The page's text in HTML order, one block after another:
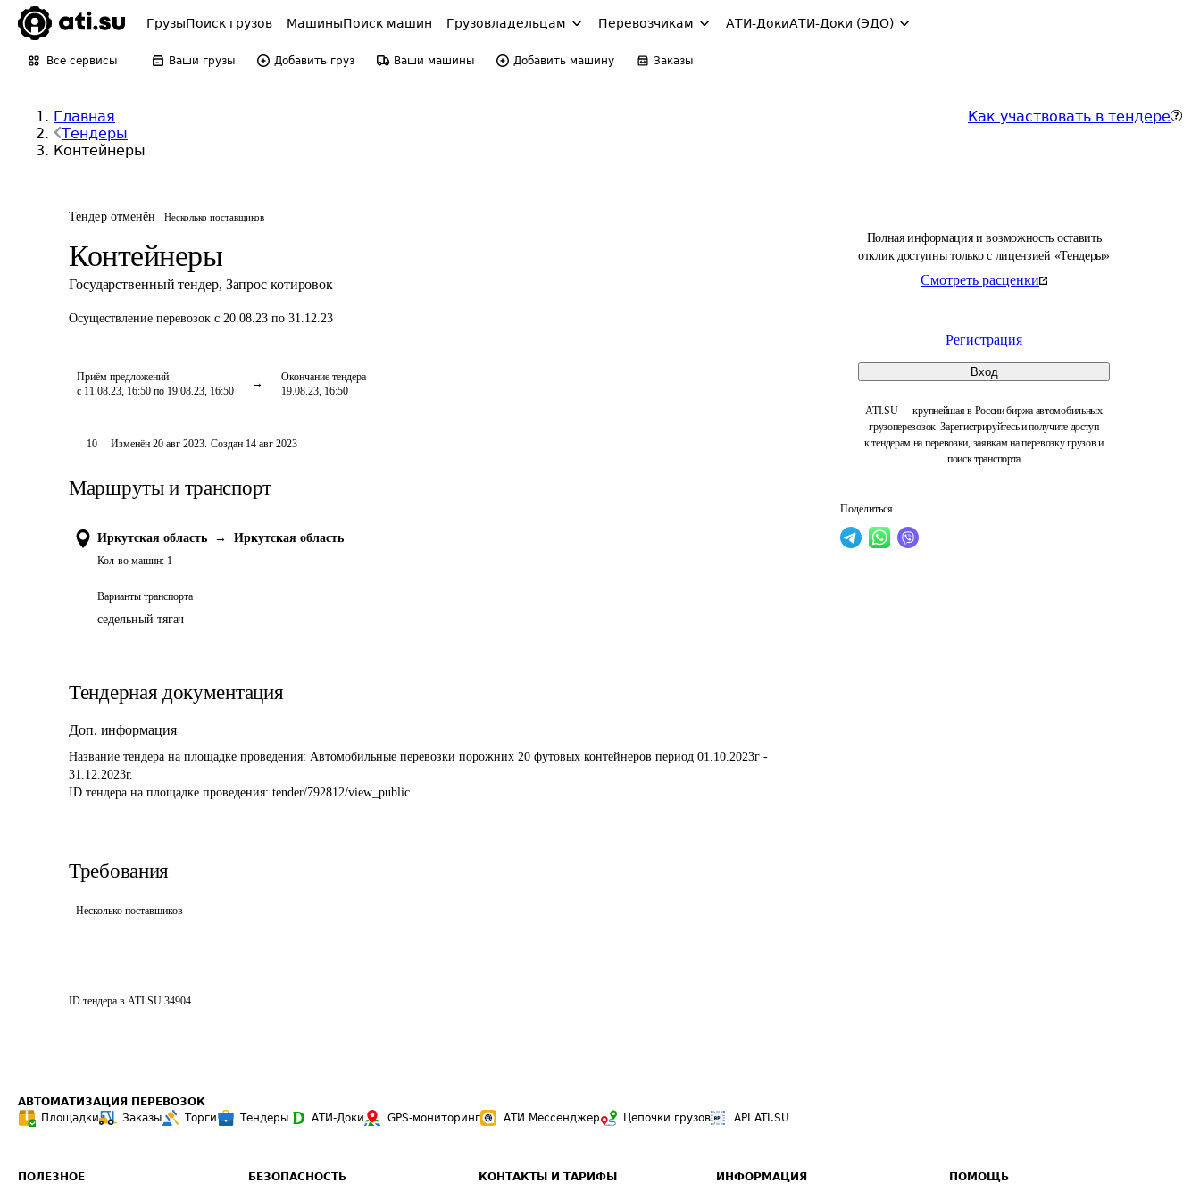
ГрузыПоиск грузов МашиныПоиск машин Грузовладельцам Перевозчикам АТИ-ДокиАТИ-Доки (ЭДО)
Все сервисы Ваши грузы Добавить груз Ваши машины Добавить машину Заказы
Главная
Тендеры
Контейнеры
Как участвовать в тендере
Тендер отменён Несколько поставщиков
Контейнеры
Государственный тендер, Запрос котировок
Осуществление перевозок с 20.08.23 по 31.12.23
Приём предложений
с 11.08.23, 16:50 по 19.08.23, 16:50
Окончание тендера
19.08.23, 16:50
Полная информация и возможность оставить
отклик доступны только с лицензией «Тендеры»
Смотреть расценки
Регистрация
Вход
ATI.SU — крупнейшая в России биржа автомобильных
грузоперевозок. Зарегистрируйтесь и получите доступ
к тендерам на перевозки, заявкам на перевозку грузов и
поиск транспорта
Поделиться
10 Изменён20 авг 2023. Создан 14 авг 2023
Маршруты и транспорт
Иркутская область → Иркутская область
Кол-во машин: 1
Варианты транспорта
седельный тягач
Тендерная документация
Доп. информация
Название тендера на площадке проведения: Автомобильные перевозки порожних 20 футовых контейнеров период 01.10.2023г -
31.12.2023г.
ID тендера на площадке проведения: tender/792812/view_public
Требования
Несколько поставщиков
ID тендера в ATI.SU 34904
АВТОМАТИЗАЦИЯ ПЕРЕВОЗОК
Площадки
Заказы Торги Тендеры АТИ-Доки GPS-мониторинг АТИ Мессенджер Цепочки грузов API ATI.SU
ПОЛЕЗНОЕ БЕЗОПАСНОСТЬ КОНТАКТЫ И ТАРИФЫ ИНФОРМАЦИЯ ПОМОЩЬ